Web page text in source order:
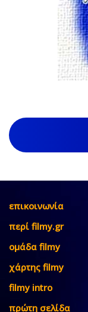
επικοινωνία
περί filmy.gr
ομάδα filmy
χάρτης filmy
filmy intro
πρώτη σελίδα